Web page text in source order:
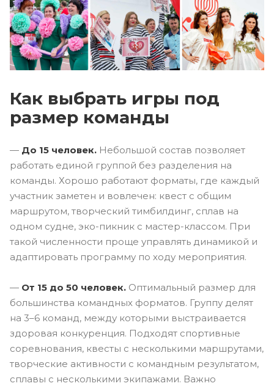
Как выбрать игры под
размер команды
— До 15 человек. Небольшой состав позволяет
работать единой группой без разделения на
команды. Хорошо работают форматы, где каждый
участник заметен и вовлечен: квест с общим
маршрутом, творческий тимбилдинг, сплав на
одном судне, эко-пикник с мастер-классом. При
такой численности проще управлять динамикой и
адаптировать программу по ходу мероприятия.
— От 15 до 50 человек. Оптимальный размер для
большинства командных форматов. Группу делят
на 3–6 команд, между которыми выстраивается
здоровая конкуренция. Подходят спортивные
соревнования, квесты с несколькими маршрутами,
творческие активности с командным результатом,
сплавы с несколькими экипажами. Важно